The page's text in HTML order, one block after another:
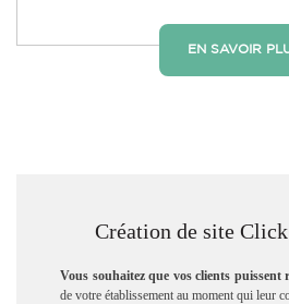
EN SAVOIR
Création de site
Vous souhaitez que vos clients puissent
de votre établissement au moment qui leur